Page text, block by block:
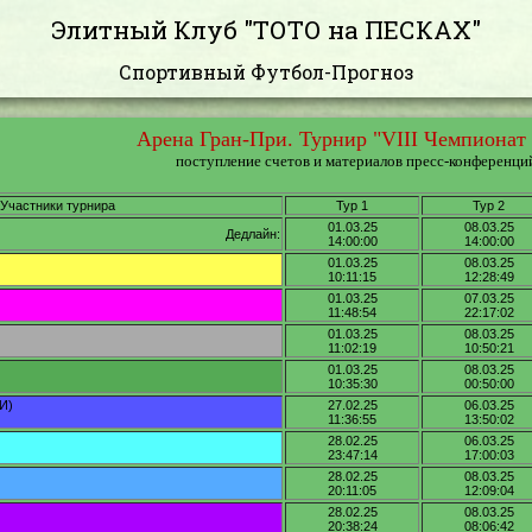
Элитный Клуб "ТОТО на ПЕСКАХ"
Спортивный Футбол-Прогноз